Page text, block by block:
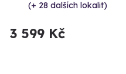
(+ 28 dalších lokalit)
3 599 Kč